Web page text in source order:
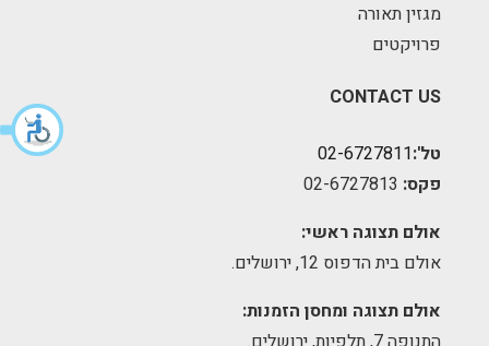
מגזין תאורה
פרויקטים
CONTACT US
טל':02-6727811
פקס:
אולם תצוגה ראשי:
אולם בית הדפוס 12, ירושלים.
אולם תצוגה ומחסן הזמנות: